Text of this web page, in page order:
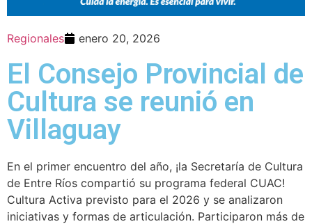
Regionales enero 20, 2026
El Consejo Provincial de
Cultura se reunió en
Villaguay
En el primer encuentro del año, ¡la Secretaría de Cultura
de Entre Ríos compartió su programa federal CUAC!
Cultura Activa previsto para el 2026 y se analizaron
iniciativas y formas de articulación. Participaron más de